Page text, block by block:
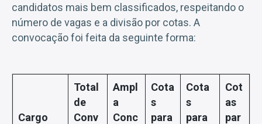
candidatos mais bem classificados, respeitando o
número de vagas e a divisão por cotas. A
convocação foi feita da seguinte forma:
Cargo
Total
de
Conv
Ampl
a
Conc
Cota
s
para
Cota
s
para
Cot
as
par